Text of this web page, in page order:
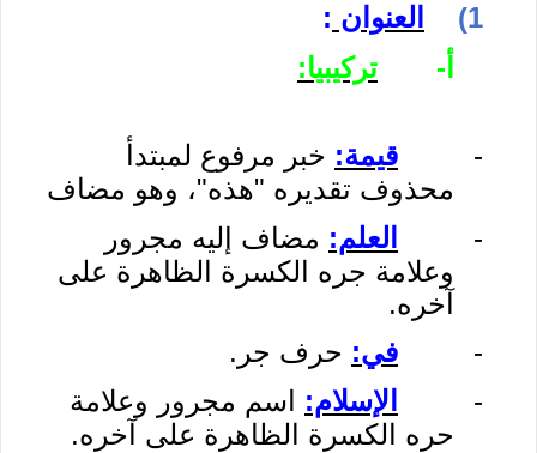
1)
العنوان :
أ‌-
تركيبيا:
- قيمة: خبر مرفوع لمبتدأ
محذوف تقديره "هذه"، وهو مضاف
-
العلم: مضاف إليه مجرور
وعلامة جره الكسرة الظاهرة على
آخره.
-
في: حرف جر.
-
الإسلام: اسم مجرور وعلامة
حره الكسرة الظاهرة على آخره.